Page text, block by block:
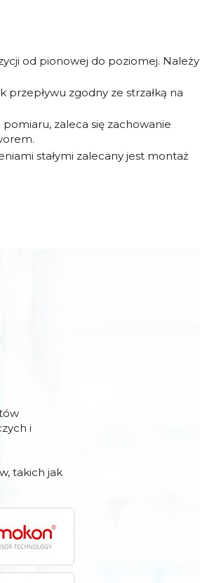
od pionowej do poziomej. Należy
zgodny ze strzałką na
zaleca się zachowanie
stałymi zalecany jest montaż
i
takich jak